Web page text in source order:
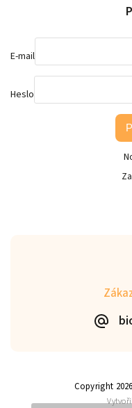
E-mail
Heslo
Copyright